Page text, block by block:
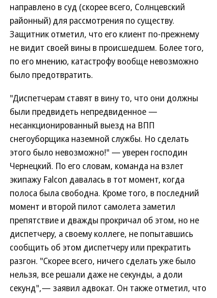
направлено в суд (скорее всего, Солнцевский
районный) для рассмотрения по существу.
Защитник отметил, что его клиент по-прежнему
не видит своей вины в происшедшем. Более того,
по его мнению, катастрофу вообще невозможно
было предотвратить.
"Диспетчерам ставят в вину то, что они должны
были предвидеть непредвиденное —
несанкционированный выезд на ВПП
снегоуборщика наземной службы. Но сделать
этого было невозможно!" — уверен господин
Чернецкий. По его словам, команда на взлет
экипажу Falcon давалась в тот момент, когда
полоса была свободна. Кроме того, в последний
момент и второй пилот самолета заметил
препятствие и дважды прокричал об этом, но не
диспетчеру, а своему коллеге, не попытавшись
сообщить об этом диспетчеру или прекратить
разгон. "Скорее всего, ничего сделать уже было
нельзя, все решали даже не секунды, а доли
секунд",— заявил адвокат. Он также отметил, что